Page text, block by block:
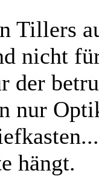
Tillers
nicht
der
nur
hängt.